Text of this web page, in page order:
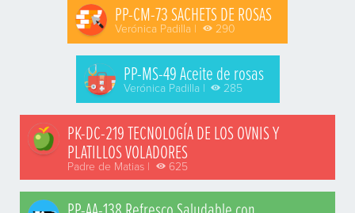
PP-CM-73 SACHETS DE ROSAS
Verónica Padilla | 290
PP-MS-49 Aceite de rosas
Verónica Padilla | 285
PK-DC-219 TECNOLOGÍA DE LOS OVNIS Y
PLATILLOS VOLADORES
Padre de Matias | 625